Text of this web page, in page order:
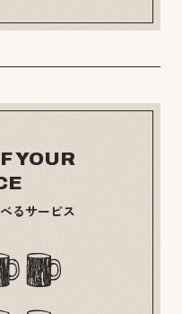
YOUR
るサービス